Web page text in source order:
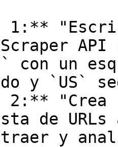
1:**
Scraper
con un
y `US`
2:** "Crea
de URLs
y